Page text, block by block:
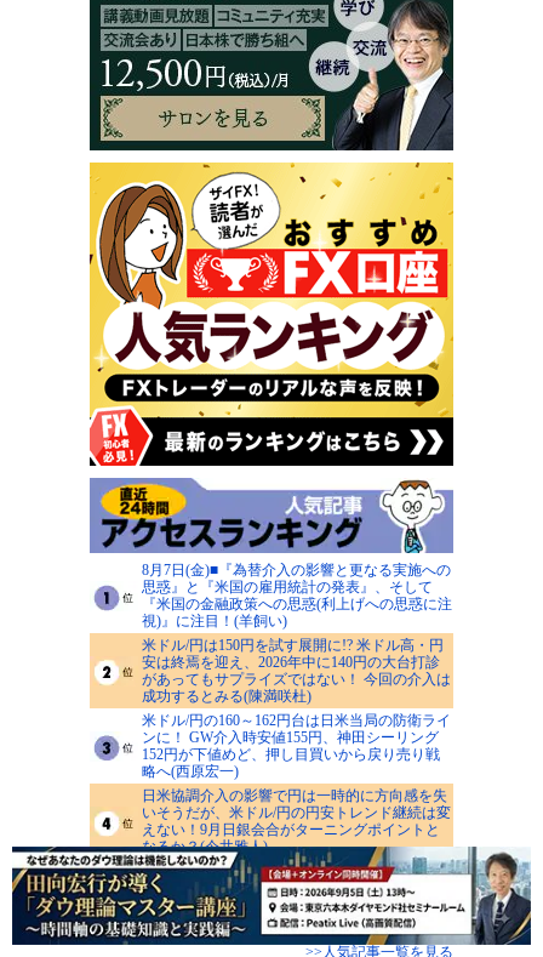
8月7日(金)■『為替介入の影響と更なる実施への
思惑』と『米国の雇用統計の発表』、そして
『米国の金融政策への思惑(利上げへの思惑に注
視)』に注目！(羊飼い)
米ドル/円は150円を試す展開に!? 米ドル高・円
安は終焉を迎え、2026年中に140円の大台打診
があってもサプライズではない！ 今回の介入は
成功するとみる(陳満咲杜)
米ドル/円の160～162円台は日米当局の防衛ライ
ンに！ GW介入時安値155円、神田シーリング
152円が下値めど、押し目買いから戻り売り戦
略へ(西原宏一)
日米協調介入の影響で円は一時的に方向感を失
いそうだが、米ドル/円の円安トレンド継続は変
えない！9月日銀会合がターニングポイントと
なるか？(今井雅人)
FX会社のキャンペーンおすすめ10選！ キャッ
シュバックがもらえる条件がかんたんなFX会社
や、「ザイFX！」限定のキャンペーンを紹介
【2026年8月】(FX情報局)
>>人気記事一覧を見る